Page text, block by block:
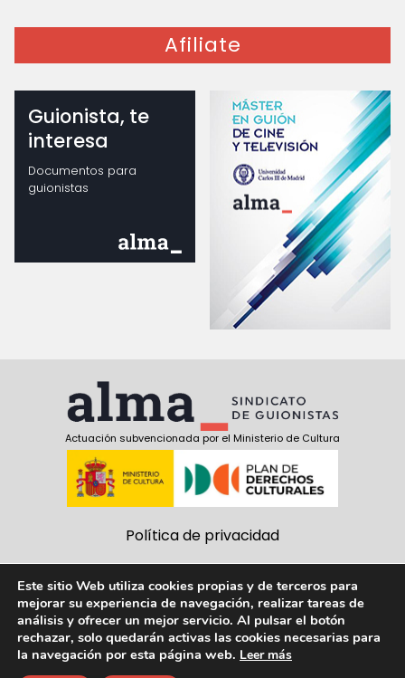
Afiliate
Guionista, te
interesa
Documentos para
guionistas
Actuación subvencionada por el Ministerio de Cultura
Política de privacidad
Aviso Legal
Síguenos:
Este sitio Web utiliza cookies propias y de terceros para
mejorar su experiencia de navegación, realizar tareas de
análisis y ofrecer un mejor servicio. Al pulsar el botón
rechazar, solo quedarán activas las cookies necesarias para
la navegación por esta página web. Leer más